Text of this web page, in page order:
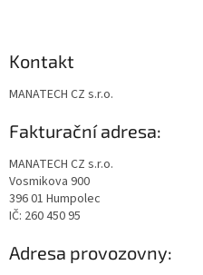
Kontakt
MANATECH CZ s.r.o.
Fakturační adresa:
MANATECH CZ s.r.o.
Vosmikova 900
396 01 Humpolec
IČ: 260 450 95
Adresa provozovny: